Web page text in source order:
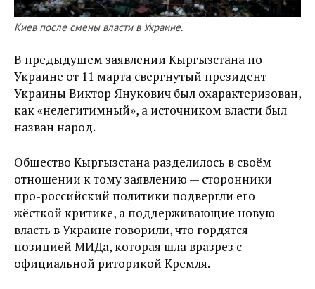
Киев после смены власти в Украине.
В предыдущем заявлении Кыргызстана по
Украине от 11 марта свергнутый президент
Украины Виктор Янукович был охарактеризован,
как «нелегитимный», а источником власти был
назван народ.
Общество Кыргызстана разделилось в своём
отношении к тому заявлению — сторонники
про-российский политики подвергли его
жёсткой критике, а поддерживающие новую
власть в Украине говорили, что гордятся
позицией МИДа, которая шла вразрез с
официальной риторикой Кремля.